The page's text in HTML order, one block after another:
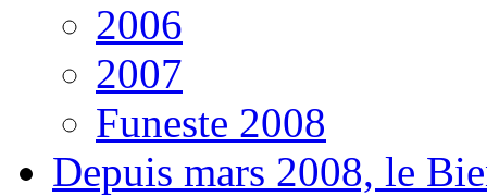
2006
2007
Funeste 2008
Depuis mars 2008, le